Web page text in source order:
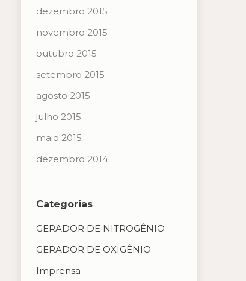
dezembro 2015
novembro 2015
outubro 2015
setembro 2015
agosto 2015
julho 2015
maio 2015
dezembro 2014
Categorias
GERADOR DE NITROGÊNIO
GERADOR DE OXIGÊNIO
Imprensa